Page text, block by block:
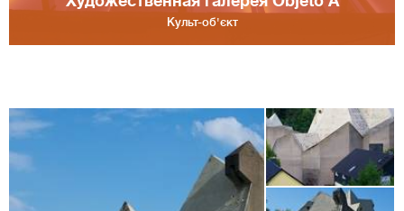
Культ-об'єкт